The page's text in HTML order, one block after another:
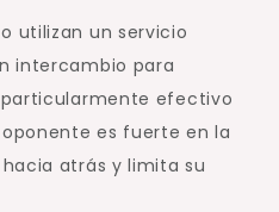
utilizan un servicio
intercambio para
efectivo
es fuerte en la
atrás y limita su